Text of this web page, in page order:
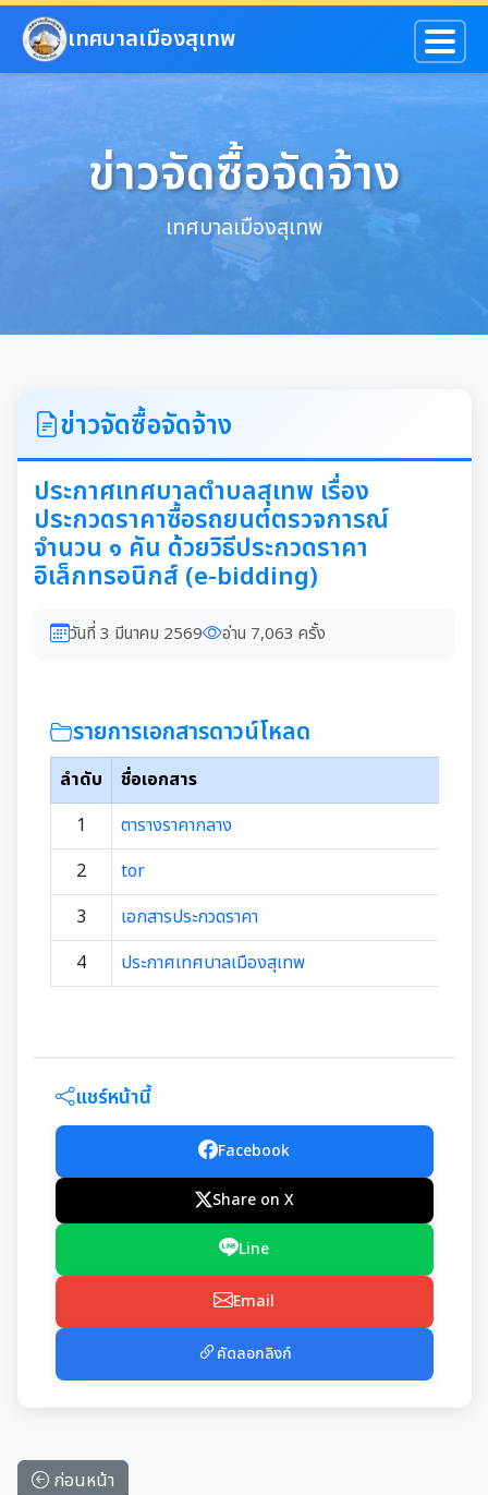
ข้ามไปยังเนื้อหาหลัก
เทศบาลเมืองสุเทพ
ข่าวจัดซื้อจัดจ้าง
เทศบาลเมืองสุเทพ
ข่าวจัดซื้อจัดจ้าง
ประกาศเทศบาลตำบลสุเทพ เรื่อง
ประกวดราคาซื้อรถยนต์ตรวจการณ์
จำนวน ๑ คัน ด้วยวิธีประกวดราคา
อิเล็กทรอนิกส์ (e-bidding)
วันที่ 3 มีนาคม 2569 อ่าน 7,063 ครั้ง
รายการเอกสารดาวน์โหลด
ลำดับ
ชื่อเอกสาร
1
ตารางราคากลาง
2
tor
3
เอกสารประกวดราคา
4
ประกาศเทศบาลเมืองสุเทพ
แชร์หน้านี้
Facebook
Share on X
Line
Email
คัดลอกลิงก์
ก่อนหน้า